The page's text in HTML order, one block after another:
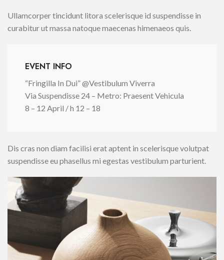
Ullamcorper tincidunt litora scelerisque id suspendisse in
curabitur ut massa natoque maecenas himenaeos quis.
EVENT INFO
“Fringilla In Dui” @Vestibulum Viverra
Via Suspendisse 24 – Metro: Praesent Vehicula
8 – 12 April / h 12 – 18
Dis cras non diam facilisi erat aptent in scelerisque volutpat
suspendisse eu phasellus mi egestas vestibulum parturient.